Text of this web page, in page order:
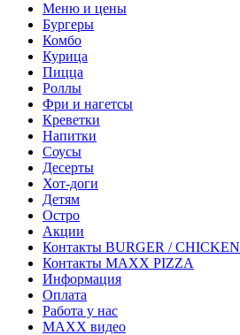
Меню и цены
Бургеры
Комбо
Курица
Пицца
Роллы
Фри и нагетсы
Креветки
Напитки
Соусы
Десерты
Хот-доги
Детям
Остро
Акции
Контакты BURGER / CHICKEN
Контакты MAXX PIZZA
Информация
Оплата
Работа у нас
MAXX видео